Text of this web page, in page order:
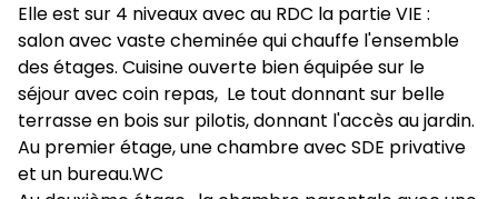
Elle est sur 4 niveaux avec au RDC la partie VIE :
salon avec vaste cheminée qui chauffe l'ensemble
des étages. Cuisine ouverte bien équipée sur le
séjour avec coin repas,  Le tout donnant sur belle
terrasse en bois sur pilotis, donnant l'accès au jardin.
Au premier étage, une chambre avec SDE privative
et un bureau.WC